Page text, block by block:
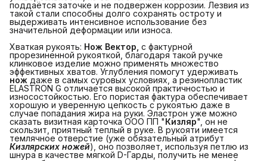
поддаётся заточке и не подвержен коррозии. Лезвия из
такой стали способны долго сохранять остроту и
выдерживать интенсивное использование без
значительной деформации или износа.
Хваткая рукоять: Нож Вектор, с фактурной
прорезиненной рукояткой, благодаря такой ручке
клинковое изделие можно применять множество
эффективных хватов. Углубления помогут удерживать
нож даже в самых суровых условиях, а резинопластик
ELASTRON G отличается высокой практичностью и
износостойкостью. Его пористая фактура обеспечивает
хорошую и уверенную цепкость с рукоятью даже в
случае попадания жира на руки. Эластрон уже можно
сказать визитная карточка ООО ПП "Кизляр", он не
скользит, приятный теплый в руке. В рукояти имеется
темлячное отверстие (уже обязательный атрибут
Кизлярских ножей), оно позволяет, используя петлю из
шнура в качестве мягкой D-Гарды, получить не менее